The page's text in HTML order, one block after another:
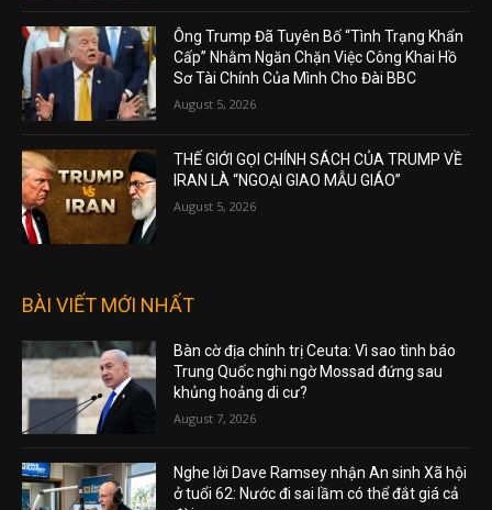
Ông Trump Đã Tuyên Bố “Tình Trạng Khẩn
Cấp” Nhằm Ngăn Chặn Việc Công Khai Hồ
Sơ Tài Chính Của Mình Cho Đài BBC
August 5, 2026
THẾ GIỚI GỌI CHÍNH SÁCH CỦA TRUMP VỀ
IRAN LÀ “NGOẠI GIAO MẪU GIÁO”
August 5, 2026
BÀI VIẾT MỚI NHẤT
Bàn cờ địa chính trị Ceuta: Vì sao tình báo
Trung Quốc nghi ngờ Mossad đứng sau
khủng hoảng di cư?
August 7, 2026
Nghe lời Dave Ramsey nhận An sinh Xã hội
ở tuổi 62: Nước đi sai lầm có thể đắt giá cả